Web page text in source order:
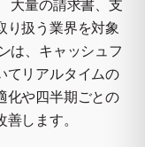
大量の請求書、支
り扱う業界を対象
は、キャッシュフ
てリアルタイムの
化や四半期ごとの
します。